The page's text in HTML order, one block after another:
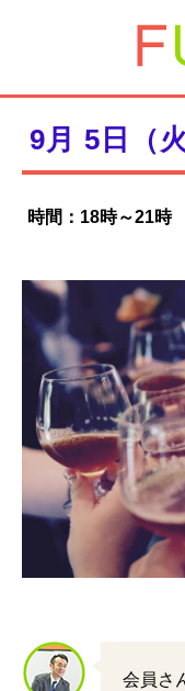
9月 5日（
時間：18時～21
会員さ